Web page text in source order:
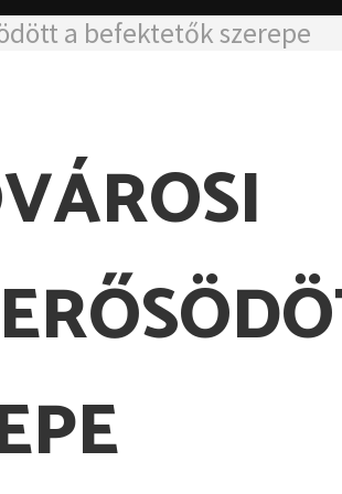
a befektetők szerepe